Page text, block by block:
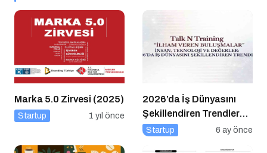
Marka 5.0 Zirvesi (2025)
Startup 1 yıl önce
2026’da İş Dünyasını
Şekillendiren Trendler
Talk N Training “İlham
Startup 6 ay önce